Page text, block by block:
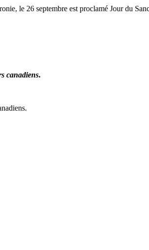
le 26 septembre est proclamé Jour du
canadiens.